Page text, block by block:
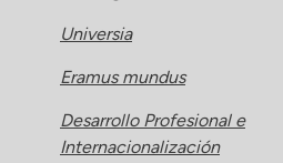
Universia
Eramus mundus
Desarrollo Profesional e
Internacionalización